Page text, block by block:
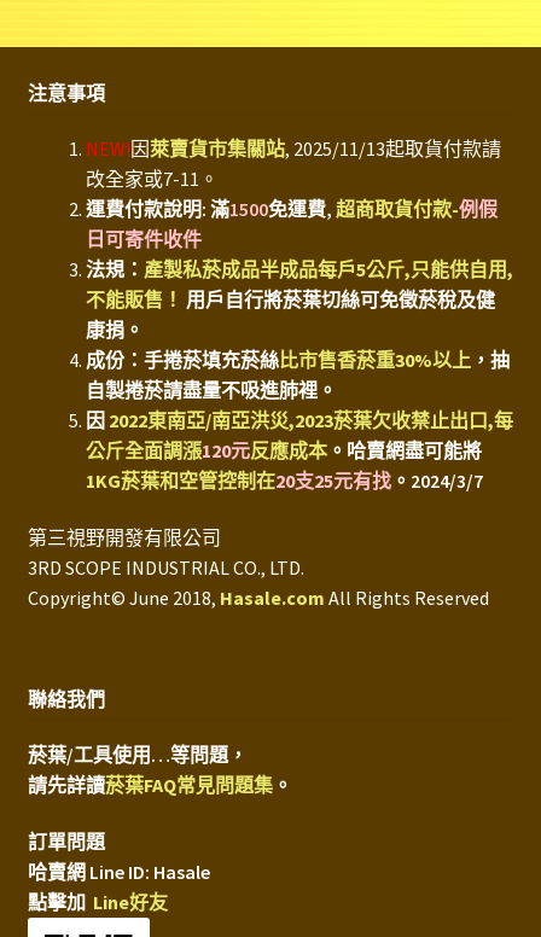
注意事項
NEW!因萊賣貨市集關站, 2025/11/13起取貨付款請
改全家或7-11。
運費付款說明: 滿1500免運費, 超商取貨付款-例假
日可寄件收件
法規： 產製私菸成品半成品每戶5公斤,只能供自用,
不能販售！ 用戶自行將菸葉切絲可免徵菸稅及健
康捐。
成份：手捲菸填充菸絲比市售香菸重30%以上 ，抽
自製捲菸請盡量不吸進肺裡。
因 2022東南亞/南亞洪災,2023菸葉欠收禁止出口,每
公斤全面調漲120元反應成本。 哈賣網盡可能將
1KG菸葉和空管控制在20支25元有找。2024/3/7
第三視野開發有限公司
3RD SCOPE INDUSTRIAL CO., LTD.
Copyright© June 2018, Hasale.com All Rights Reserved
聯絡我們
菸葉/工具使用…等問題，
請先詳讀菸葉FAQ常見問題集。
訂單問題
哈賣網 Line ID: Hasale
點擊加 Line好友